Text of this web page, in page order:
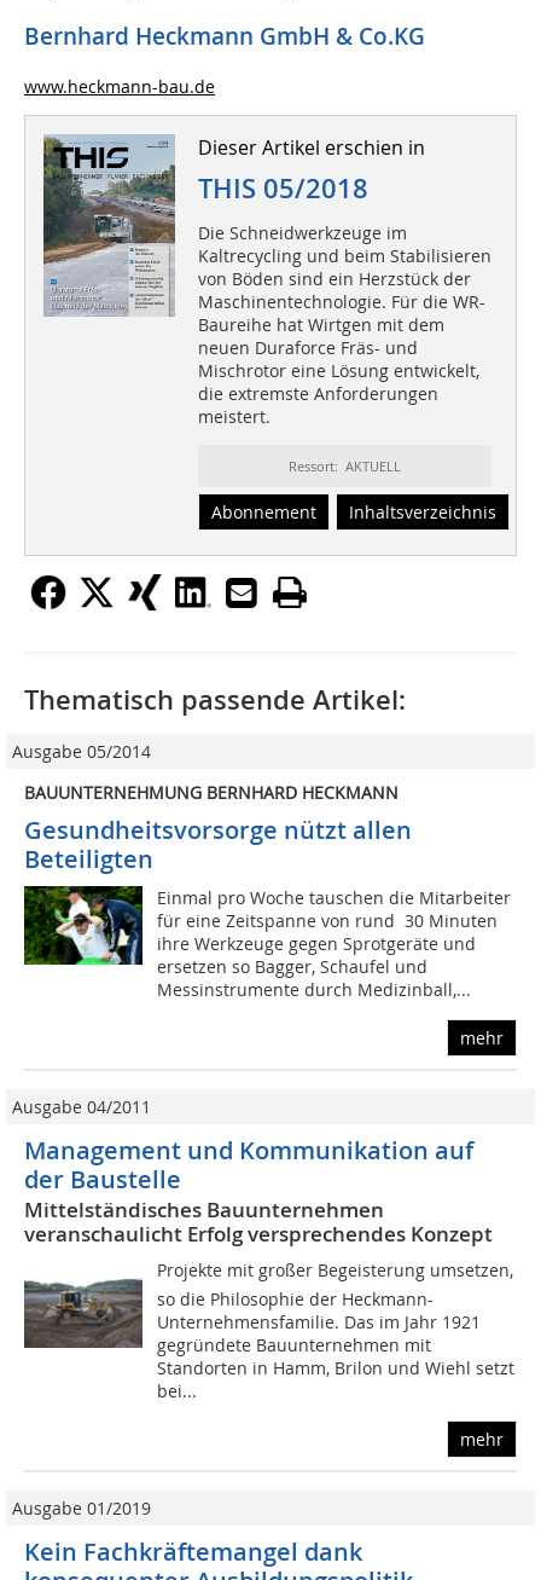
Bernhard Heckmann GmbH & Co.KG
www.heckmann-bau.de
Dieser Artikel erschien in
THIS 05/2018
Die Schneidwerkzeuge im
Kaltrecycling und beim Stabilisieren
von Böden sind ein Herzstück der
Maschinentechnologie. Für die WR-
Baureihe hat Wirtgen mit dem
neuen Duraforce Fräs- und
Mischrotor eine Lösung entwickelt,
die extremste Anforderungen
meistert.
Ressort: AKTUELL
Abonnement Inhaltsverzeichnis
Thematisch passende Artikel:
Ausgabe 05/2014
BAUUNTERNEHMUNG BERNHARD HECKMANN
Gesundheitsvorsorge nützt allen
Beteiligten
Einmal pro Woche tauschen die Mitarbeiter
für eine Zeitspanne von rund 30 Minuten
ihre Werkzeuge gegen Sprotgeräte und
ersetzen so Bagger, Schaufel und
Messinstrumente durch Medizinball,...
mehr
Ausgabe 04/2011
Management und Kommunikation auf
der Baustelle
Mittelständisches Bauunternehmen
veranschaulicht Erfolg versprechendes Konzept
Projekte mit großer Begeisterung umsetzen,
so die Philosophie der Heckmann-
Unternehmensfamilie. Das im Jahr 1921
gegründete Bauunternehmen mit
Standorten in Hamm, Brilon und Wiehl setzt
bei...
mehr
Ausgabe 01/2019
Kein Fachkräftemangel dank